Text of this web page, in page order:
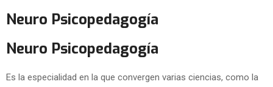
Neuro Psicopedagogía
Neuro Psicopedagogía
Es la especialidad en la que convergen varias ciencias, como la